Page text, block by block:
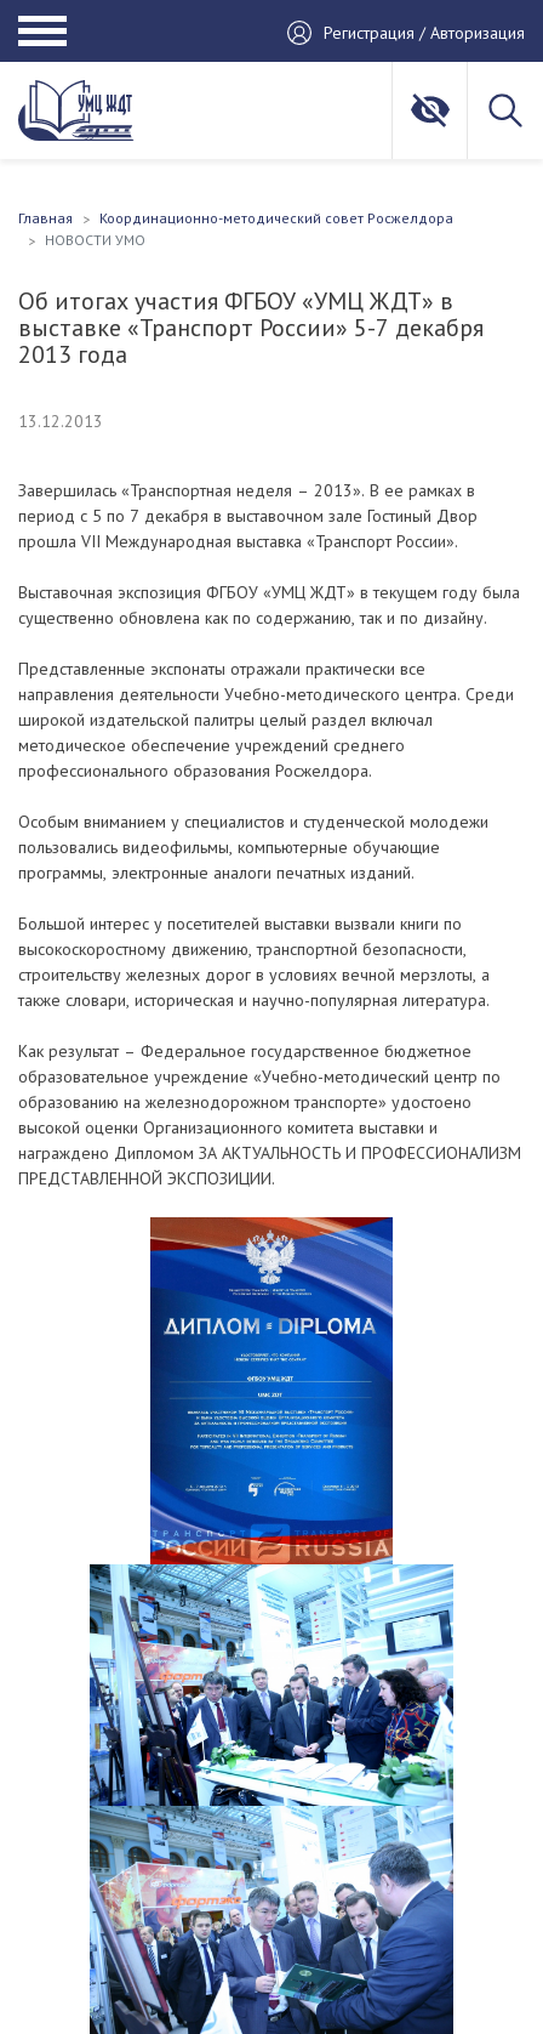
Регистрация / Авторизация
Главная
Координационно-методический совет Росжелдора
НОВОСТИ УМО
Об итогах участия ФГБОУ «УМЦ ЖДТ» в
выставке «Транспорт России» 5-7 декабря
2013 года
13.12.2013
Завершилась «Транспортная неделя – 2013». В ее рамках в
период с 5 по 7 декабря в выставочном зале Гостиный Двор
прошла VII Международная выставка «Транспорт России».
Выставочная экспозиция ФГБОУ «УМЦ ЖДТ» в текущем году была
существенно обновлена как по содержанию, так и по дизайну.
Представленные экспонаты отражали практически все
направления деятельности Учебно-методического центра. Среди
широкой издательской палитры целый раздел включал
методическое обеспечение учреждений среднего
профессионального образования Росжелдора.
Особым вниманием у специалистов и студенческой молодежи
пользовались видеофильмы, компьютерные обучающие
программы, электронные аналоги печатных изданий.
Большой интерес у посетителей выставки вызвали книги по
высокоскоростному движению, транспортной безопасности,
строительству железных дорог в условиях вечной мерзлоты, а
также словари, историческая и научно-популярная литература.
Как результат – Федеральное государственное бюджетное
образовательное учреждение «Учебно-методический центр по
образованию на железнодорожном транспорте» удостоено
высокой оценки Организационного комитета выставки и
награждено Дипломом ЗА АКТУАЛЬНОСТЬ И ПРОФЕССИОНАЛИЗМ
ПРЕДСТАВЛЕННОЙ ЭКСПОЗИЦИИ.